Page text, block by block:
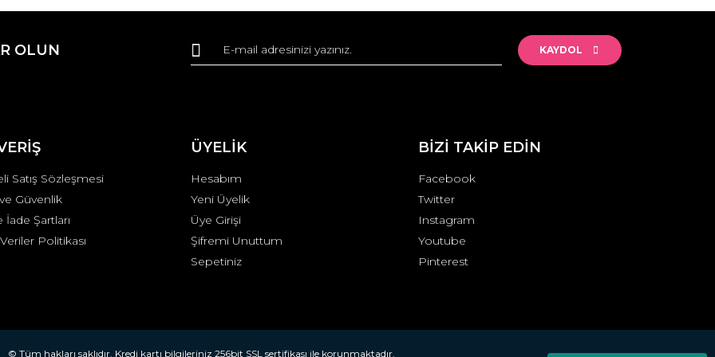
Yorum Yaz
Gönder
OLUN KAYDOL
Satış Sözleşmesi
Güvenlik
İade Şartları
Politikası
ÜYELİK
Hesabım
Yeni Üyelik
Üye Girişi
Şifremi Unuttum
Sepetiniz
BİZİ TAKİP EDİN
Facebook
Twitter
Instagram
Youtube
Pinterest
© Tüm hakları saklıdır. Kredi kartı bilgileriniz 256bit SSL sertifikası ile korunmaktadır.